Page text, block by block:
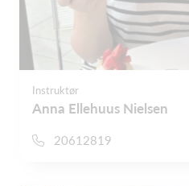
Instruktør
Anna Ellehuus Nielsen
20612819